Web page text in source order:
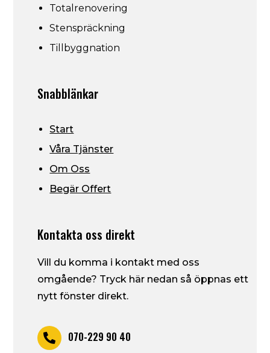
Totalrenovering
Stenspräckning
Tillbyggnation
Snabblänkar
Start
Våra Tjänster
Om Oss
Begär Offert
Kontakta oss direkt
Vill du komma i kontakt med oss
omgående? Tryck här nedan så öppnas ett
nytt fönster direkt.
 070-229 90 40